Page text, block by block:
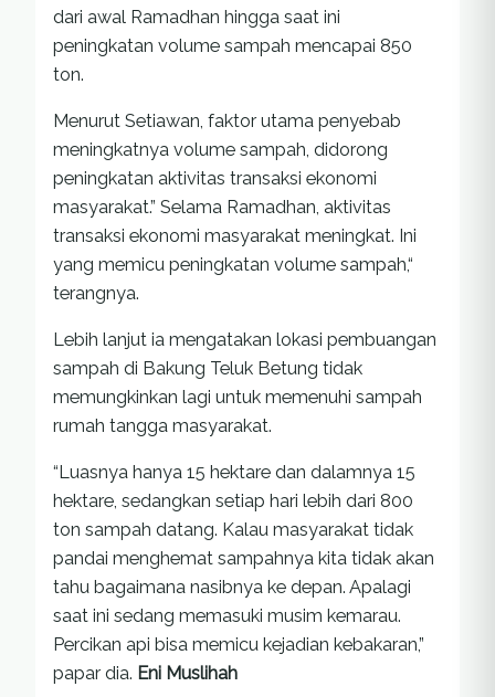
dari awal Ramadhan hingga saat ini
peningkatan volume sampah mencapai 850
ton.
Menurut Setiawan, faktor utama penyebab
meningkatnya volume sampah, didorong
peningkatan aktivitas transaksi ekonomi
masyarakat.” Selama Ramadhan, aktivitas
transaksi ekonomi masyarakat meningkat. Ini
yang memicu peningkatan volume sampah,“
terangnya.
Lebih lanjut ia mengatakan lokasi pembuangan
sampah di Bakung Teluk Betung tidak
memungkinkan lagi untuk memenuhi sampah
rumah tangga masyarakat.
“Luasnya hanya 15 hektare dan dalamnya 15
hektare, sedangkan setiap hari lebih dari 800
ton sampah datang. Kalau masyarakat tidak
pandai menghemat sampahnya kita tidak akan
tahu bagaimana nasibnya ke depan. Apalagi
saat ini sedang memasuki musim kemarau.
Percikan api bisa memicu kejadian kebakaran,”
papar dia. Eni Muslihah